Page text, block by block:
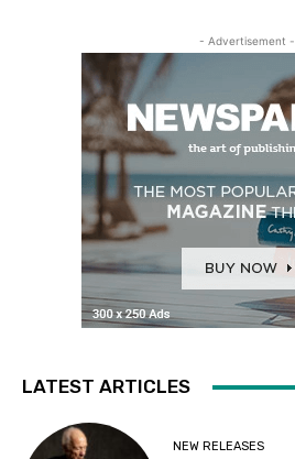
- Advertisement -
LATEST ARTICLES
NEW RELEASES